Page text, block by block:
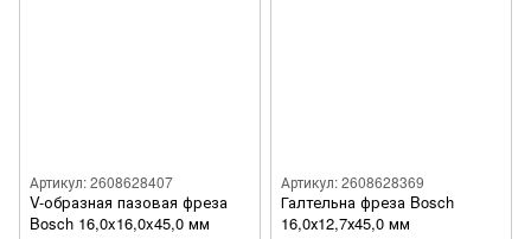
Артикул: 2608628407
V-образная пазовая фреза
Bosch 16,0x16,0x45,0 мм
Артикул: 2608628369
Галтельна фреза Bosch
16,0х12,7х45,0 мм